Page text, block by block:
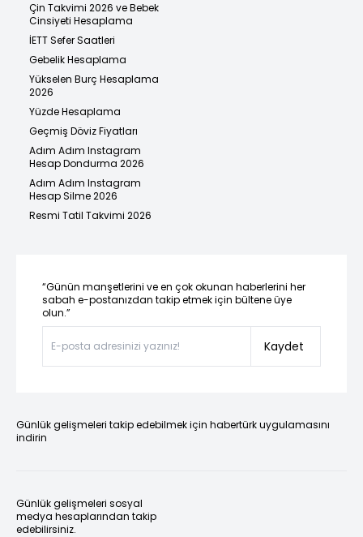
Çin Takvimi 2026 ve Bebek
Cinsiyeti Hesaplama
İETT Sefer Saatleri
Gebelik Hesaplama
Yükselen Burç Hesaplama
2026
Yüzde Hesaplama
Geçmiş Döviz Fiyatları
Adım Adım Instagram
Hesap Dondurma 2026
Adım Adım Instagram
Hesap Silme 2026
Resmi Tatil Takvimi 2026
“Günün manşetlerini ve en çok okunan haberlerini her
sabah e-postanızdan takip etmek için bültene üye
olun.”
Kaydet
Günlük gelişmeleri takip edebilmek için habertürk uygulamasını
indirin
Günlük gelişmeleri sosyal
medya hesaplarından takip
edebilirsiniz.